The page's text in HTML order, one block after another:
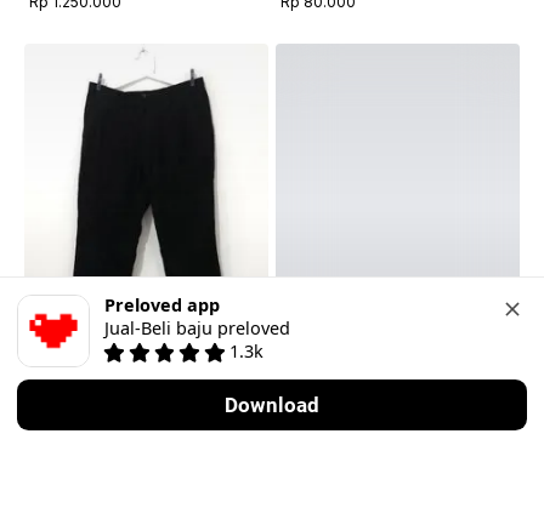
Uniqlo
Vintage
XXL·Sangat baik
Preloved app
Jual-Beli baju preloved
1.3k
Download